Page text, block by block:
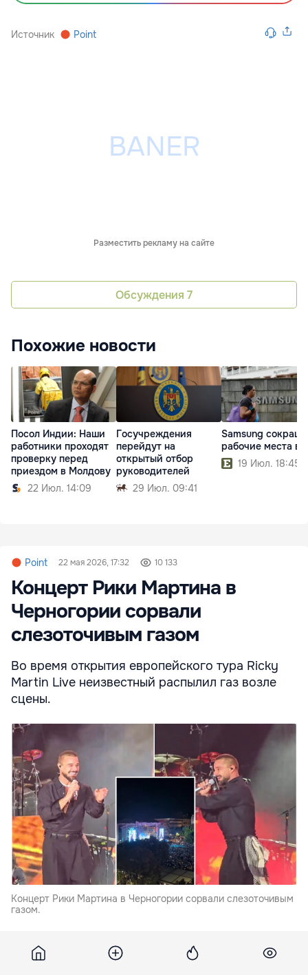
Источник Point
Разместить рекламу на сайте
Обсуждения 7
Похожие новости
Посол Индии: Наши
работники проходят
проверку перед
приездом в Молдову
22 Июл. 14:09
Госучреждения
перейдут на
открытый отбор
руководителей
29 Июл. 09:41
Samsung
рабочие места в
19 Июл. 18:45
Point 22 мая 2026, 17:32 10 133
Концерт Рики Мартина в
Черногории сорвали
слезоточивым газом
Во время открытия европейского тура Ricky
Martin Live неизвестный распылил газ возле
сцены.
Концерт Рики Мартина в Черногории сорвали слезоточивым
газом.
В Черногории выступление пуэрто-риканского